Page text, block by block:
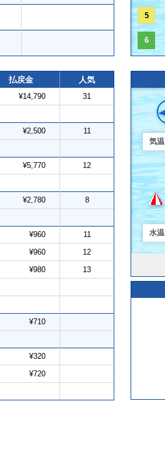
5
6
払戻金 人気
¥14,790 31
¥2,500 11
¥5,770 12
¥2,780 8
¥960 11
¥960 12
¥980 13
¥710
¥320
¥720
気温
水温